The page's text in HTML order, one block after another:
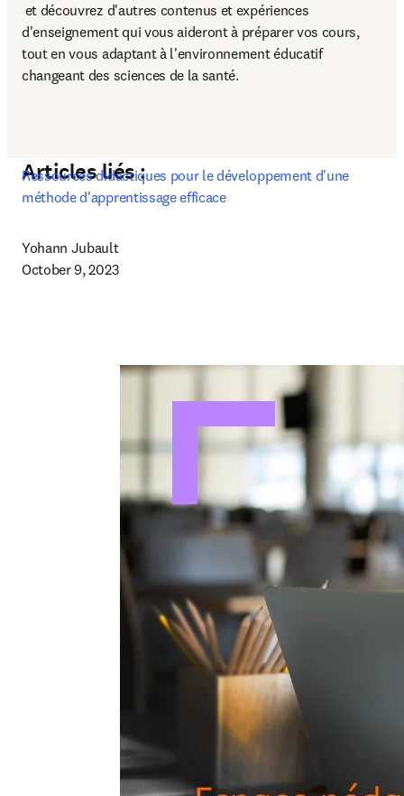
opens in new tab/window
et découvrez d'autres contenus et expériences
d'enseignement qui vous aideront à préparer vos cours,
tout en vous adaptant à l'environnement éducatif
changeant des sciences de la santé.
Articles liés :
Ressources didactiques pour le développement d'une
méthode d'apprentissage efficace
Yohann Jubault
October 9, 2023